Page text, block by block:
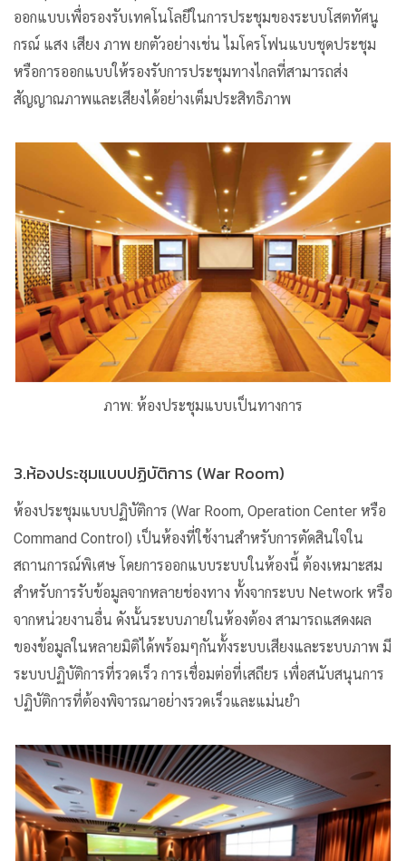
ออกแบบเพื่อรองรับเทคโนโลยีในการประชุมของระบบโสตทัศนู
กรณ์ แสง เสียง ภาพ ยกตัวอย่างเช่น ไมโครโฟนแบบชุดประชุม
หรือการออกแบบให้รองรับการประชุมทางไกลที่สามารถส่ง
สัญญาณภาพและเสียงได้อย่างเต็มประสิทธิภาพ
ภาพ: ห้องประชุมแบบเป็นทางการ
3.ห้องประชุมแบบปฏิบัติการ (War Room)
ห้องประชุมแบบปฏิบัติการ (War Room, Operation Center หรือ
Command Control) เป็นห้องที่ใช้งานสำหรับการตัดสินใจใน
สถานการณ์พิเศษ โดยการออกแบบระบบในห้องนี้ ต้องเหมาะสม
สำหรับการรับข้อมูลจากหลายช่องทาง ทั้งจากระบบ Network หรือ
จากหน่วยงานอื่น ดังนั้นระบบภายในห้องต้อง สามารถแสดงผล
ของข้อมูลในหลายมิติได้พร้อมๆกันทั้งระบบเสียงและระบบภาพ มี
ระบบปฏิบัติการที่รวดเร็ว การเชื่อมต่อที่เสถียร เพื่อสนับสนุนการ
ปฏิบัติการที่ต้องพิจารณาอย่างรวดเร็วและแม่นยำ